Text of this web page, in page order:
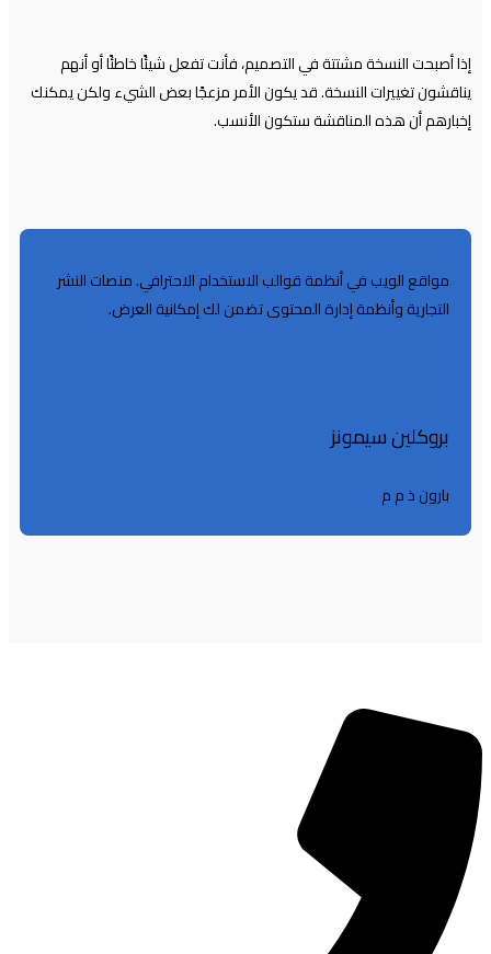
إذا أصبحت النسخة مشتتة في التصميم، فأنت تفعل شيئًا خاطئًا أو أنهم
يناقشون تغييرات النسخة. قد يكون الأمر مزعجًا بعض الشيء ولكن يمكنك
إخبارهم أن هذه المناقشة ستكون الأنسب.
مواقع الويب في أنظمة قوالب الاستخدام الاحترافي. منصات النشر
التجارية وأنظمة إدارة المحتوى تضمن لك إمكانية العرض.
بروكلين سيمونز
بارون ذ م م